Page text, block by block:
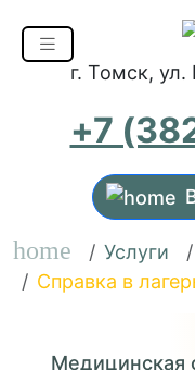
г. Томск, ул.
+7
home Услуги
Справка в
Медицинская